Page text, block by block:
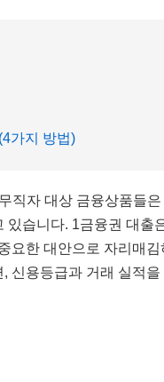
가지 방법)
직자 대상 금융상품들
습니다. 1금융권 대출
요한 대안으로 자리매
신용등급과 거래 실적